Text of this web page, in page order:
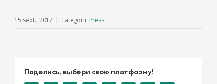
15 sept., 2017 | Categorii: Press
Поделись, выбери свою платформу!